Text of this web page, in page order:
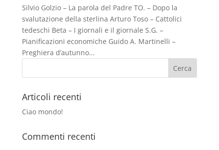
Silvio Golzio – La parola del Padre TO. – Dopo la
svalutazione della sterlina Arturo Toso – Cattolici
tedeschi Beta – I giornali e il giornale S.G. –
Pianificazioni economiche Guido A. Martinelli –
Preghiera d’autunno...
Articoli recenti
Ciao mondo!
Commenti recenti